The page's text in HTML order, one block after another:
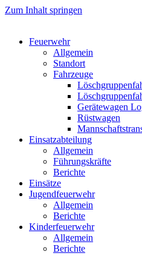
Zum Inhalt springen
Feuerwehr
Allgemein
Standort
Fahrzeuge
Geräte­wagen
Rüst­wagen
Einsatz­abteilung
Allgemein
Führungs­kräfte
Berichte
Einsätze
Jugend­feuerwehr
Allgemein
Berichte
Kinder­feuerwehr
Allgemein
Berichte